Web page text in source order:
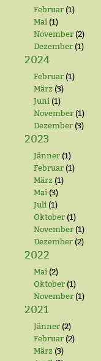
Februar (1)
Mai (1)
November (2)
Dezember (1)
2024
Februar (1)
März (3)
Juni (1)
November (1)
Dezember (3)
2023
Jänner (1)
Februar (1)
März (1)
Mai (3)
Juli (1)
Oktober (1)
November (1)
Dezember (2)
2022
Mai (2)
Oktober (1)
November (1)
2021
Jänner (2)
Februar (2)
März (3)